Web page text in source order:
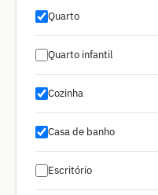
Quarto
Quarto infantil
Cozinha
Casa de banho
Escritório